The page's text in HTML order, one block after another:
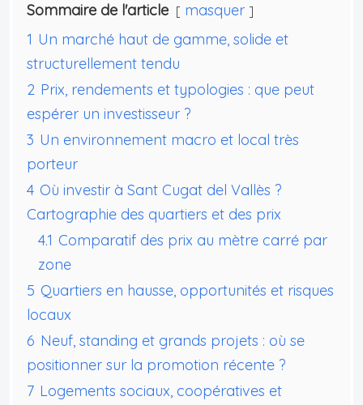
Sommaire de l'article
masquer
1 Un marché haut de gamme, solide et
structurellement tendu
2 Prix, rendements et typologies : que peut
espérer un investisseur ?
3 Un environnement macro et local très
porteur
4 Où investir à Sant Cugat del Vallès ?
Cartographie des quartiers et des prix
4.1 Comparatif des prix au mètre carré par
zone
5 Quartiers en hausse, opportunités et risques
locaux
6 Neuf, standing et grands projets : où se
positionner sur la promotion récente ?
7 Logements sociaux, coopératives et